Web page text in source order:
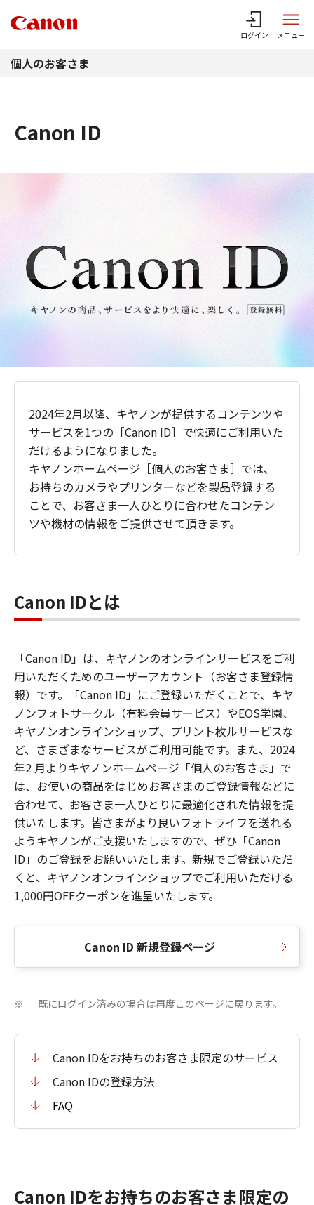
ログイン メニュー
個人のお客さま
Canon ID
2024年2月以降、キヤノンが提供するコンテンツや
サービスを1つの［Canon ID］で快適にご利用いた
だけるようになりました。
キヤノンホームページ［個人のお客さま］では、
お持ちのカメラやプリンターなどを製品登録する
ことで、お客さま一人ひとりに合わせたコンテン
ツや機材の情報をご提供させて頂きます。
Canon IDとは
「Canon ID」は、キヤノンのオンラインサービスをご利
用いただくためのユーザーアカウント（お客さま登録情
報）です。「Canon ID」にご登録いただくことで、キヤ
ノンフォトサークル（有料会員サービス）やEOS学園、
キヤノンオンラインショップ、プリント枚ルサービスな
ど、さまざまなサービスがご利用可能です。また、2024
年2 月よりキヤノンホームページ「個人のお客さま」で
は、お使いの商品をはじめお客さまのご登録情報などに
合わせて、お客さま一人ひとりに最適化された情報を提
供いたします。皆さまがより良いフォトライフを送れる
ようキヤノンがご支援いたしますので、ぜひ「Canon
ID」のご登録をお願いいたします。新規でご登録いただ
くと、キヤノンオンラインショップでご利用いただける
1,000円OFFクーポンを進呈いたします。
Canon ID 新規登録ページ
※ 既にログイン済みの場合は再度このページに戻ります。
Canon IDをお持ちのお客さま限定のサービス
Canon IDの登録方法
FAQ
Canon IDをお持ちのお客さま限定の